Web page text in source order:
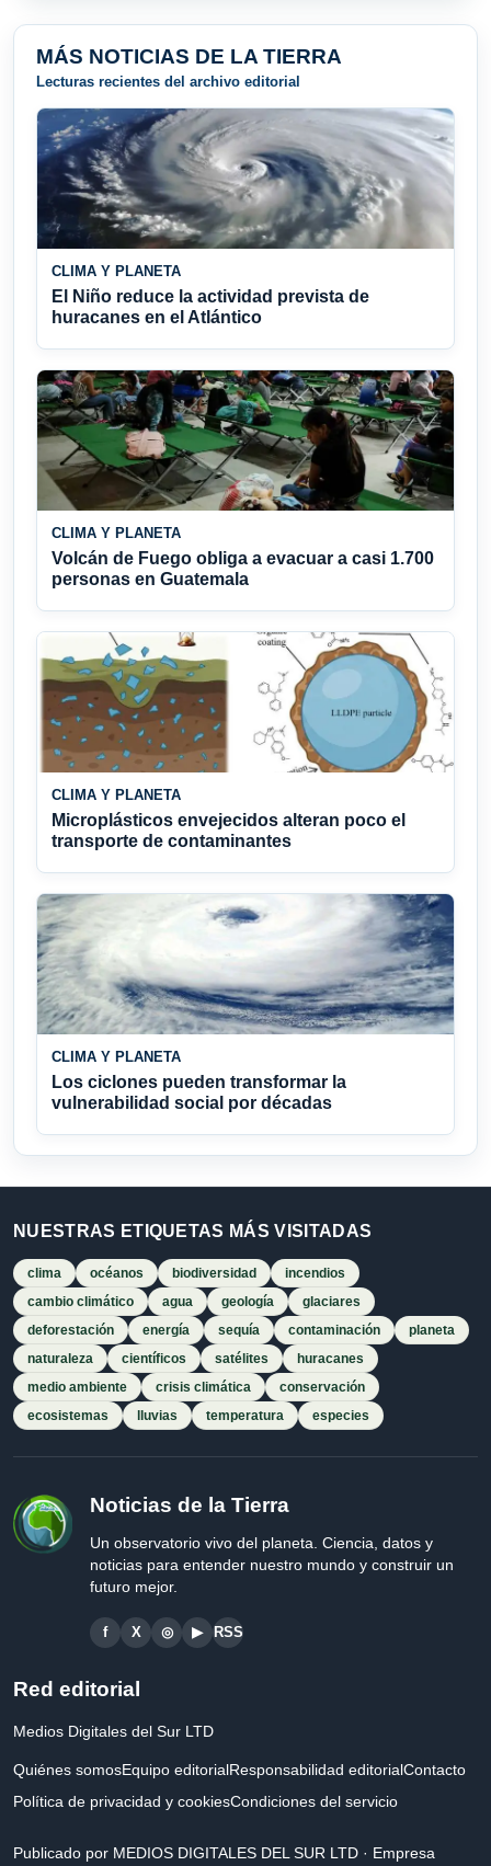
MÁS NOTICIAS DE LA TIERRA
Lecturas recientes del archivo editorial
CLIMA Y PLANETA
El Niño reduce la actividad prevista de
huracanes en el Atlántico
CLIMA Y PLANETA
Volcán de Fuego obliga a evacuar a casi 1.700
personas en Guatemala
CLIMA Y PLANETA
Microplásticos envejecidos alteran poco el
transporte de contaminantes
CLIMA Y PLANETA
Los ciclones pueden transformar la
vulnerabilidad social por décadas
NUESTRAS ETIQUETAS MÁS VISITADAS
clima océanos biodiversidad
incendios
cambio climático
agua geología
glaciares
deforestación
energía sequía contaminación
planeta
naturaleza
científicos satélites
huracanes
medio ambiente
crisis climática
conservación
ecosistemas
lluvias temperatura especies
Noticias de la Tierra
Un observatorio vivo del planeta. Ciencia, datos y
noticias para entender nuestro mundo y construir un
futuro mejor.
f X ◎ ▶ RSS
Red editorial
Medios Digitales del Sur LTD
Quiénes somosEquipo editorialResponsabilidad editorialContacto
Política de privacidad y cookiesCondiciones del servicio
Publicado por MEDIOS DIGITALES DEL SUR LTD · Empresa